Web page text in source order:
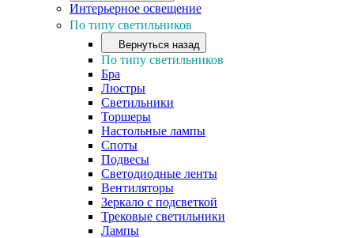
Интерьерное освещение
По типу светильников
Вернуться назад
По типу светильников
Бра
Люстры
Светильники
Торшеры
Настольные лампы
Споты
Подвесы
Светодиодные ленты
Вентиляторы
Зеркало с подсветкой
Трековые светильники
Лампы